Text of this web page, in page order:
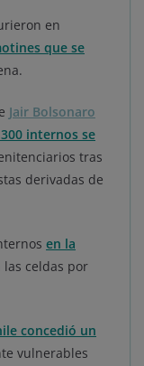
en
que se
Jair Bolsonaro
internos se
tras
derivadas de
en la
celdas por
concedió un
vulnerables